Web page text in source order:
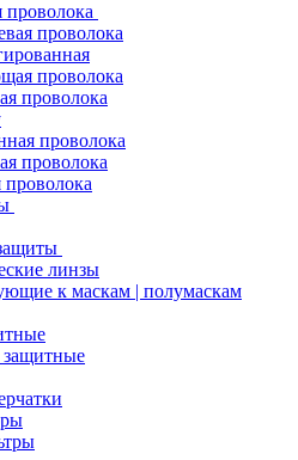
проволока
проволока
проволока
проволока
проволока
проволока
проволока
линзы
к маскам | полумаскам